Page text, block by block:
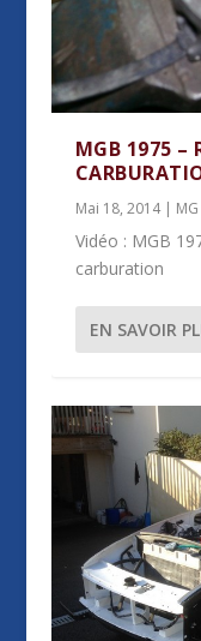
MGB 1975 –
Mai 18, 2014|
Vidéo : MGB
carburation
EN SAVOIR